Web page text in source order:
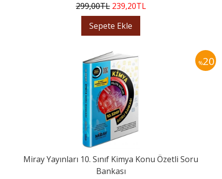
299,00TL 239,20TL
Sepete Ekle
%20
Miray Yayınları 10. Sınıf Kimya Konu Özetli Soru
Bankası